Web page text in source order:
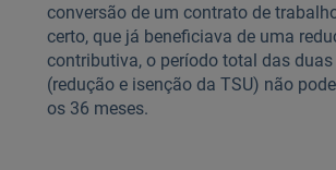
conversão de um contrato de
certo, que já beneficiava de uma
contributiva, o período total das
(redução e isenção da TSU) não
os 36 meses.